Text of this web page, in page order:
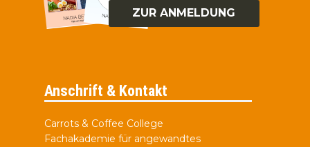
ZUR ANMELDUNG
Anschrift & Kontakt
Carrots & Coffee College
Fachakademie für angewandtes